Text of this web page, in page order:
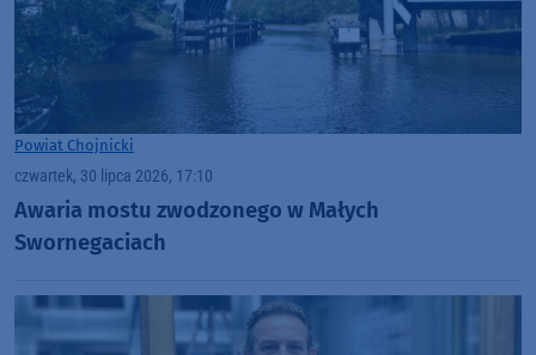
Powiat Chojnicki
czwartek, 30 lipca 2026, 17:10
Awaria mostu zwodzonego w Małych
Swornegaciach